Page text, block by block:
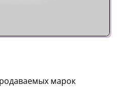
марок